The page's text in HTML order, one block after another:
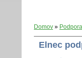
Domov » Podpora
Elnec